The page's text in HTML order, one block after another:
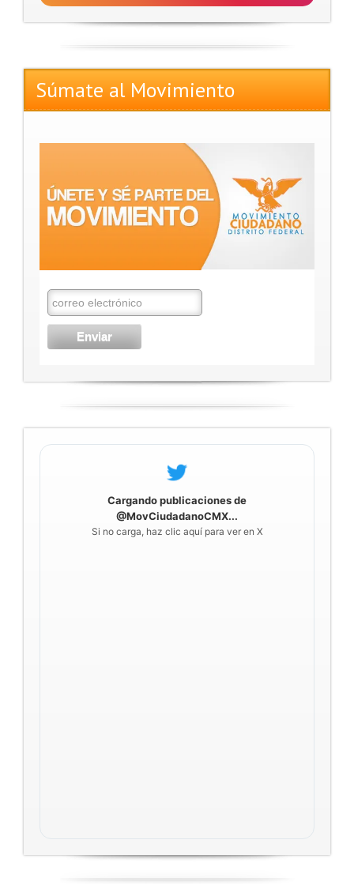
Súmate al Movimiento
Cargando publicaciones de
@MovCiudadanoCMX...
Si no carga, haz clic aquí para ver en X